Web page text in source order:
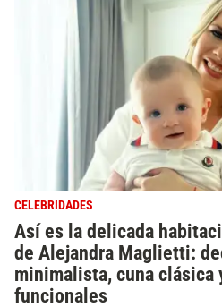
CELEBRIDADES
Así es la delicada
de Alejandra Maglietti:
minimalista, cuna clásica
funcionales